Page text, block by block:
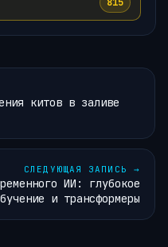
815
китов в заливе
СЛЕДУЮЩАЯ ЗАПИСЬ →
ИИ: глубокое
и трансформеры